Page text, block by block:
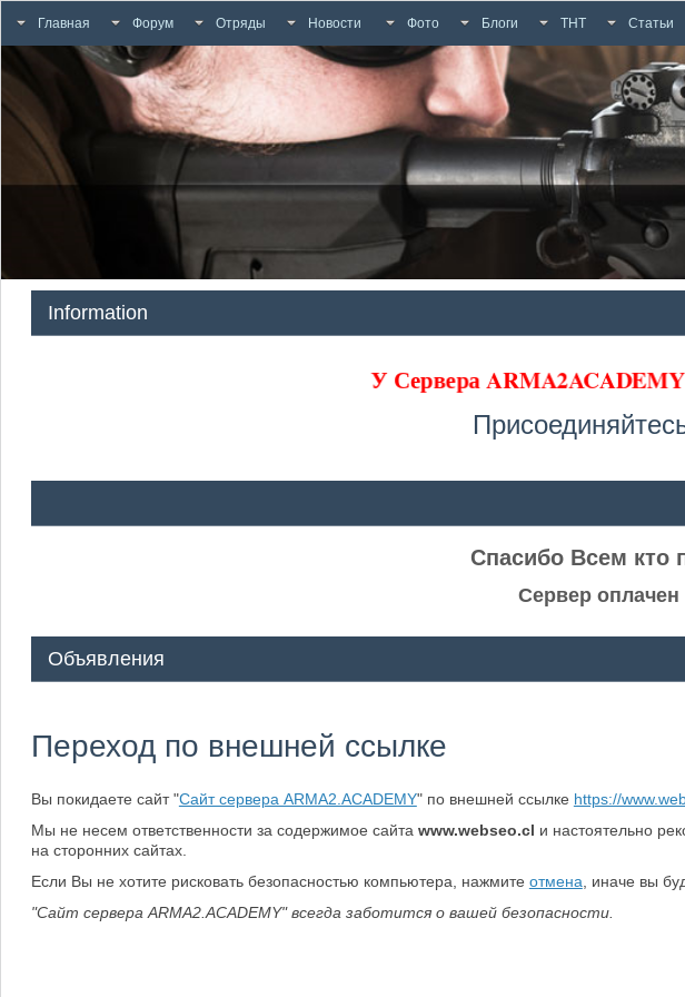
Главная Форум Отряды Новости Фото Блоги ТНТ Статьи
Information
У Сервера
Спасибо Всем кто
Сервер оплачен
Объявления
Переход по внешней ссылке
Вы покидаете сайт "Сайт сервера ARMA2.ACADEMY" по внешней ссылке https://
Мы не несем ответственности за содержимое сайта www.webseo.cl и настоятельно
на сторонних сайтах.
Если Вы не хотите рисковать безопасностью компьютера, нажмите отмена , иначе вы
"Сайт сервера ARMA2.ACADEMY" всегда заботится о вашей безопасности.